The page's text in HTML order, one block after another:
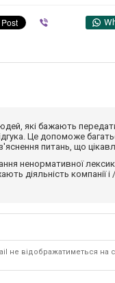
які бажають
Це допоможе
питань, що
ненормативної
діяльність компанії
не відображатиметься на